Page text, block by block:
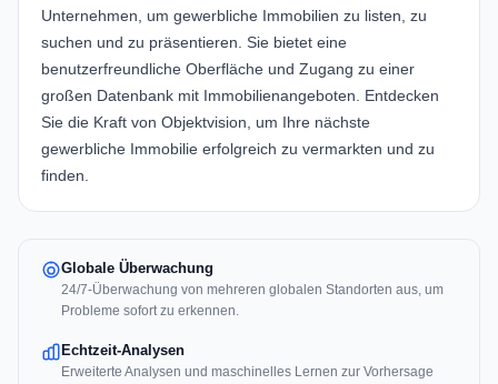
Unternehmen, um gewerbliche Immobilien zu listen, zu
suchen und zu präsentieren. Sie bietet eine
benutzerfreundliche Oberfläche und Zugang zu einer
großen Datenbank mit Immobilienangeboten. Entdecken
Sie die Kraft von Objektvision, um Ihre nächste
gewerbliche Immobilie erfolgreich zu vermarkten und zu
finden.
Globale Überwachung
24/7-Überwachung von mehreren globalen Standorten aus, um
Probleme sofort zu erkennen.
Echtzeit-Analysen
Erweiterte Analysen und maschinelles Lernen zur Vorhersage